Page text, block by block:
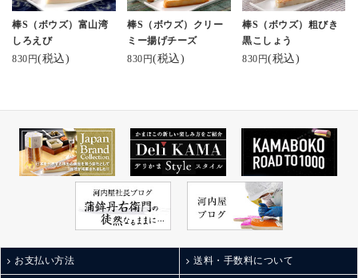
棒S（ボウズ）富山湾
しろえび
830円(税込)
棒S（ボウズ）クリー
ミー揚げチーズ
830円(税込)
棒S（ボウズ）粗びき
黒こしょう
830円(税込)
お支払い方法 送料・手数料について